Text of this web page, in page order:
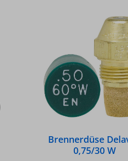
Brennerdüse
0,75/30 W